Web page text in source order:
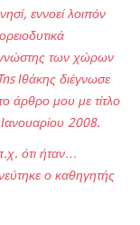
εννοεί λοιπόν
γνώστης των χώρων
Ιθάκης διέγνωσε
άρθρο μου με τίτλο
2008.
ότι ήταν…
ο καθηγητής